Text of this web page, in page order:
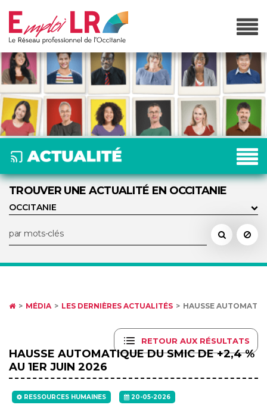
TROUVER UNE ACTUALITÉ EN OCCITANIE
MÉDIA LES DERNIÈRES ACTUALITÉS HAUSSE
RETOUR AUX RÉSULTATS
HAUSSE AUTOMATIQUE DU SMIC DE +2,4 %
AU 1ER JUIN 2026
RESSOURCES HUMAINES 20-05-2026